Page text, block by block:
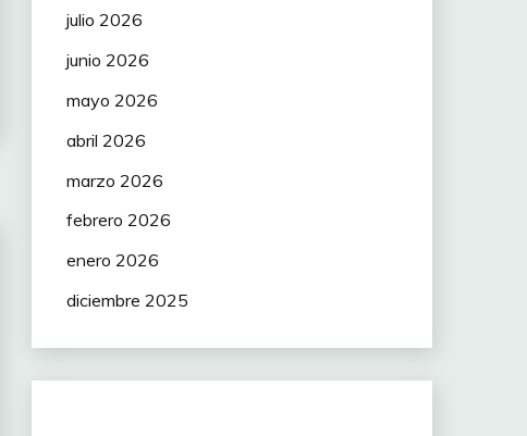
julio 2026
junio 2026
mayo 2026
abril 2026
marzo 2026
febrero 2026
enero 2026
diciembre 2025